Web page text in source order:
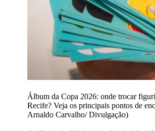
Álbum da Copa 2026: onde trocar
Recife? Veja os principais pontos de
Arnaldo Carvalho/ Divulgação)